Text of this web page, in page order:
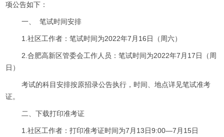
项公告如下：
一、 笔试时间安排
1.社区工作者：笔试时间为2022年7月16日（周六）
2.合肥高新区管委会工作人员：笔试时间为2022年7月17日（周
日）
考试的科目安排按原招录公告执行，时间、地点详见笔试准考
证。
二、下载打印准考证
1.社区工作者：打印准考证时间为7月13日9:00—7月15日